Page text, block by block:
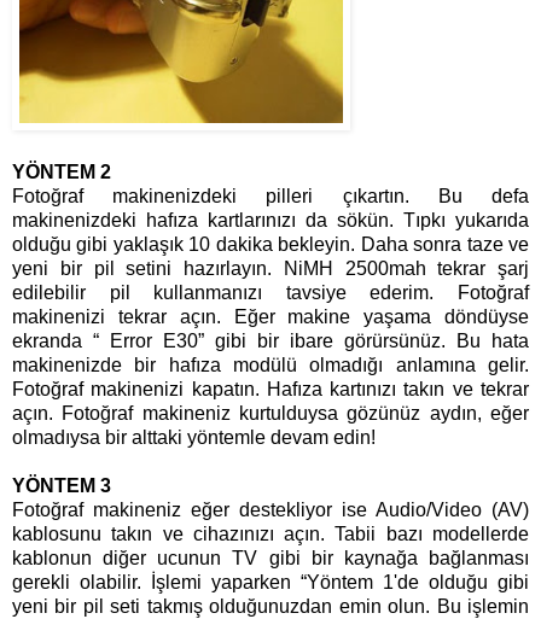
YÖNTEM 2
Fotoğraf makinenizdeki pilleri çıkartın. Bu defa
makinenizdeki hafıza kartlarınızı da sökün. Tıpkı yukarıda
olduğu gibi yaklaşık 10 dakika bekleyin. Daha sonra taze ve
yeni bir pil setini hazırlayın. NiMH 2500mah tekrar şarj
edilebilir pil kullanmanızı tavsiye ederim. Fotoğraf
makinenizi tekrar açın. Eğer makine yaşama döndüyse
ekranda “ Error E30” gibi bir ibare görürsünüz. Bu hata
makinenizde bir hafıza modülü olmadığı anlamına gelir.
Fotoğraf makinenizi kapatın. Hafıza kartınızı takın ve tekrar
açın. Fotoğraf makineniz kurtulduysa gözünüz aydın, eğer
olmadıysa bir alttaki yöntemle devam edin!
YÖNTEM 3
Fotoğraf makineniz eğer destekliyor ise Audio/Video (AV)
kablosunu takın ve cihazınızı açın. Tabii bazı modellerde
kablonun diğer ucunun TV gibi bir kaynağa bağlanması
gerekli olabilir. İşlemi yaparken “Yöntem 1'de olduğu gibi
yeni bir pil seti takmış olduğunuzdan emin olun. Bu işlemin